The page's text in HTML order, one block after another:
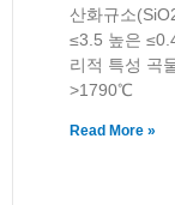
산화규소
≤3.5 높은
리적 특성 곡
>1790℃
Read More »